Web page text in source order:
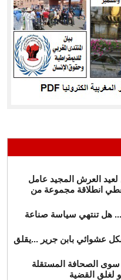
لعيد العرش المجيد عامل
انطلاقة مجموعة من
هل تنتهي سياسة صناعة
عشوائي بابن جرير ...يقلق
سوى الصحافة المستقلة
لغلق القضية